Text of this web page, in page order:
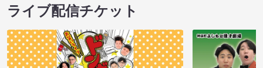
ライブ配信チケット